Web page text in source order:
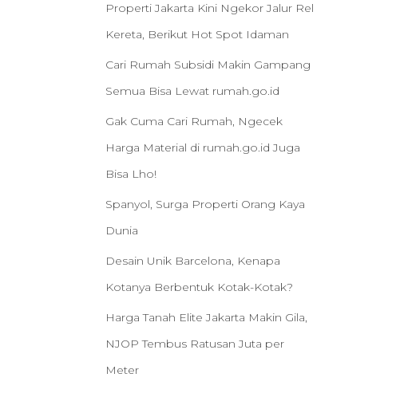
Properti Jakarta Kini Ngekor Jalur Rel
Kereta, Berikut Hot Spot Idaman
Cari Rumah Subsidi Makin Gampang
Semua Bisa Lewat rumah.go.id
Gak Cuma Cari Rumah, Ngecek
Harga Material di rumah.go.id Juga
Bisa Lho!
Spanyol, Surga Properti Orang Kaya
Dunia
Desain Unik Barcelona, Kenapa
Kotanya Berbentuk Kotak-Kotak?
Harga Tanah Elite Jakarta Makin Gila,
NJOP Tembus Ratusan Juta per
Meter